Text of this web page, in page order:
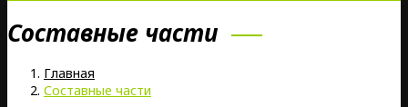
Составные части
Главная
Составные части